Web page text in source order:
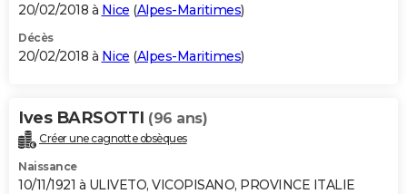
20/02/2018 à Nice (Alpes-Maritimes)
Décès
20/02/2018 à Nice (Alpes-Maritimes)
Ives BARSOTTI (96 ans)
Créer une cagnotte obsèques
Naissance
10/11/1921 à ULIVETO, VICOPISANO, PROVINCE ITALIE